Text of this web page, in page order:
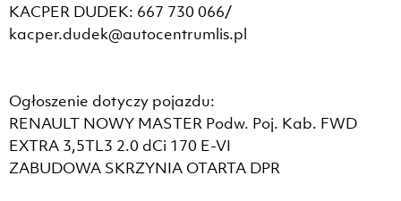
KACPER DUDEK: 667 730 066/
kacper.dudek@autocentrumlis.pl
Ogłoszenie dotyczy pojazdu:
RENAULT NOWY MASTER Podw. Poj. Kab. FWD
EXTRA 3,5TL3 2.0 dCi 170 E-VI
ZABUDOWA SKRZYNIA OTARTA DPR